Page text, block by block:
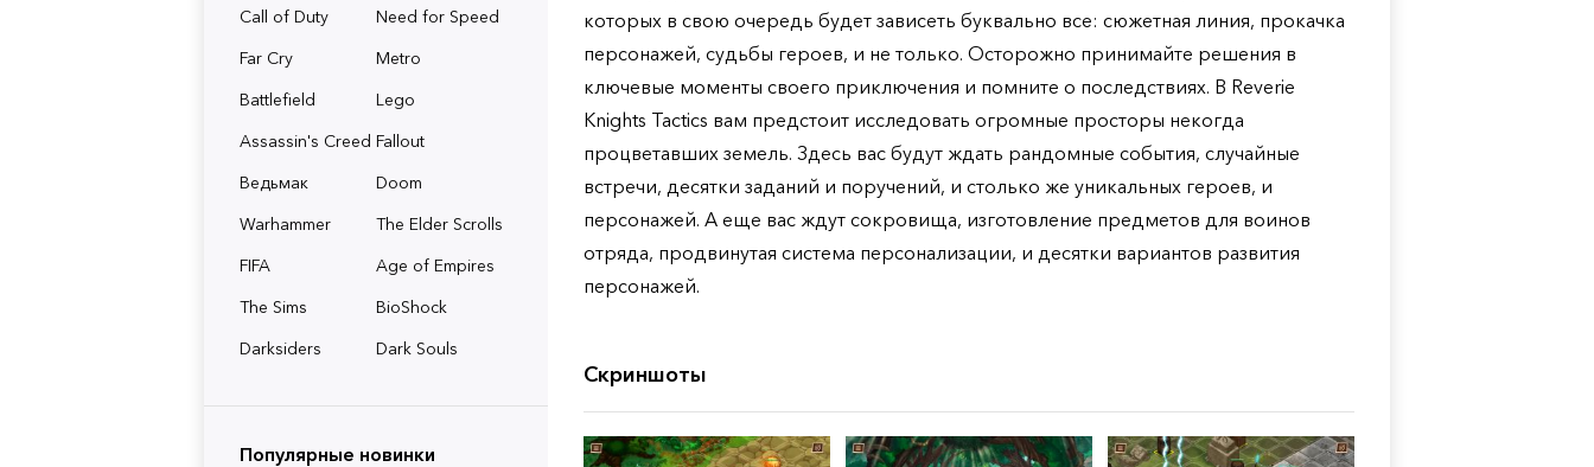
Call of Duty
Need for Speed
Far Cry
Metro
Battlefield
Lego
Assassin's Creed Fallout
Ведьмак
Doom
Warhammer
The Elder Scrolls
FIFA
Age of Empires
The Sims
BioShock
Darksiders
Dark Souls
Популярные новинки
которых в свою очередь будет зависеть буквально все: сюжетная линия, прокачка
персонажей, судьбы героев, и не только. Осторожно принимайте решения в
ключевые моменты своего приключения и помните о последствиях. В Reverie
Knights Tactics вам предстоит исследовать огромные просторы некогда
процветавших земель. Здесь вас будут ждать рандомные события, случайные
встречи, десятки заданий и поручений, и столько же уникальных героев, и
персонажей. А еще вас ждут сокровища, изготовление предметов для воинов
отряда, продвинутая система персонализации, и десятки вариантов развития
персонажей.
Скриншоты